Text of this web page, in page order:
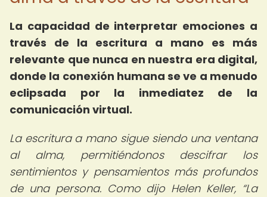
La capacidad de interpretar emociones a
través de la escritura a mano es más
relevante que nunca en nuestra era digital,
donde la conexión humana se ve a menudo
eclipsada por la inmediatez de la
comunicación virtual.
La escritura a mano sigue siendo una ventana
al alma, permitiéndonos descifrar los
sentimientos y pensamientos más profundos
de una persona. Como dijo Helen Keller,
La